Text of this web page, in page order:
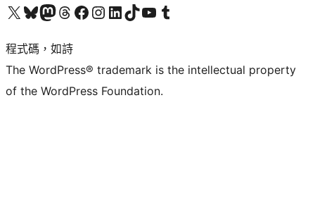
查看我們的 X (之前的 Twitter) 帳號造訪我們的 Bluesky 帳號造訪我們的 Mastodon 帳號造訪我們的 Threads 帳號 造訪我們的 Facebook 粉絲專頁Visit our Instagram account
Visit our LinkedIn account
造訪我們的 TikTok 帳號Visit our YouTube channel
造訪我們的 Tumblr 帳號
程式碼，如詩
The WordPress® trademark is the intellectual property
of the WordPress Foundation.